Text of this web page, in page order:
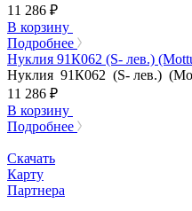
11 286 ₽
В корзину
Подробнее
Нуклия 91К062 (S- лев.)
Нуклия 91К062 (S- лев.)
11 286 ₽
В корзину
Подробнее
Скачать
Карту
Партнера